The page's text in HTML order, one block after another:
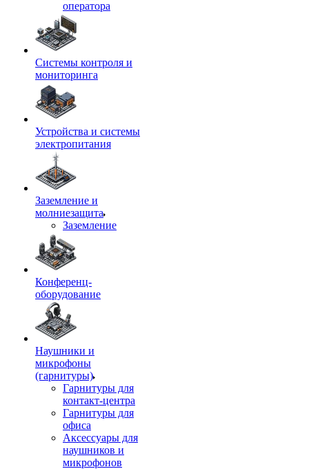
оператора
Системы контроля и
мониторинга
Устройства и системы
электропитания
Заземление и
молниезащита
Заземление
Конференц-
оборудование
Наушники и
микрофоны
(гарнитуры)
Гарнитуры для
контакт-центра
Гарнитуры для
офиса
Аксессуары для
наушников и
микрофонов